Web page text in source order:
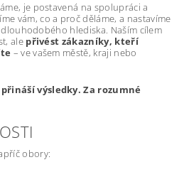
je postavená na spolupráci a
vám, co a proč děláme, a nastavíme
hlediska. Naším cílem
ale přivést zákazníky, kteří
– ve vašem městě, kraji nebo
výsledky. Za rozumné
obory: